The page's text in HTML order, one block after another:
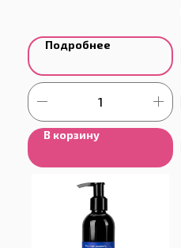
Подробнее
В корзину